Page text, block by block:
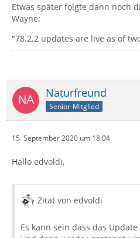
Etwas später folgte dann noch
Wayne:
"78.2.2 updates are live as of
Naturfreund
Senior-Mitglied
15. September 2020 um 18:04
Hallo edvoldi,
Zitat von edvoldi
Es kann sein dass das